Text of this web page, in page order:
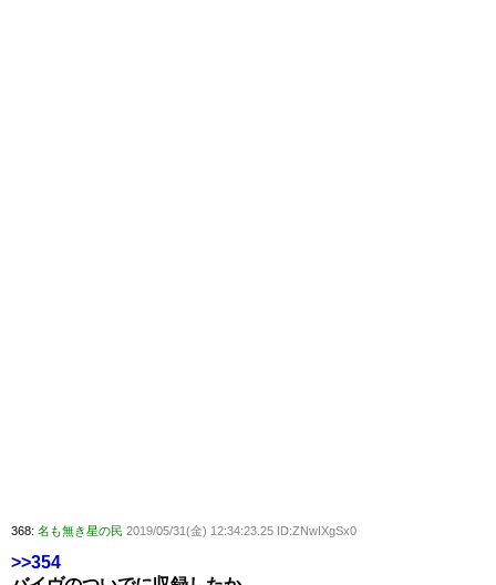
368: 名も無き星の民 2019/05/31(金) 12:34:23.25 ID:ZNwIXgSx0
>>354